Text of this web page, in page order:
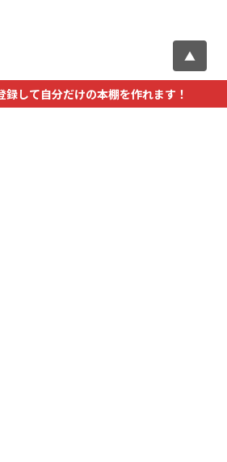
▲
録して自分だけの本棚を作れます！